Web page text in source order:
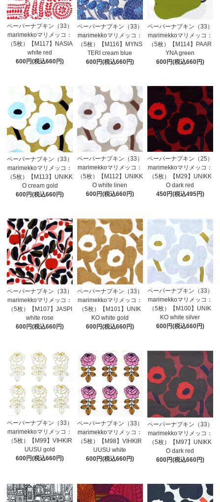
ペーパーナプキン（33）
marimekkoマリメッコ：
（5枚）【M117】NASIA
white red
600円(税込660円)
ペーパーナプキン（33）
marimekkoマリメッコ：
（5枚）【M116】MYNS
TERI cream blue
600円(税込660円)
ペーパーナプキン（33）
marimekkoマリメッコ：
（5枚）【M114】PAAR
YNA green
600円(税込660円)
ペーパーナプキン（33）
marimekkoマリメッコ：
（5枚）【M113】UNIKK
O cream gold
600円(税込660円)
ペーパーナプキン（33）
marimekkoマリメッコ：
（5枚）【M112】UNIKK
O white linen
600円(税込660円)
ペーパーナプキン（25）
marimekkoマリメッコ：
（5枚）【M29】UNIKK
O dark red
450円(税込495円)
ペーパーナプキン（33）
marimekkoマリメッコ：
（5枚）【M107】JASPI
white rose
600円(税込660円)
ペーパーナプキン（33）
marimekkoマリメッコ：
（5枚）【M101】UNIK
KO white gold
600円(税込660円)
ペーパーナプキン（33）
marimekkoマリメッコ：
（5枚）【M100】UNIK
KO white silver
600円(税込660円)
ペーパーナプキン（33）
marimekkoマリメッコ：
（5枚）【M99】VIHKIR
UUSU gold
600円(税込660円)
ペーパーナプキン（33）
marimekkoマリメッコ：
（5枚）【M98】VIHKIR
UUSU white
600円(税込660円)
ペーパーナプキン（33）
marimekkoマリメッコ：
（5枚）【M97】UNIKK
O dark red
600円(税込660円)